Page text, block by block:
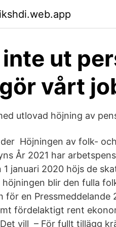
ut
vårt
utlovad höjning av
Höjningen av folk-
År 2021 har
januari 2020 höjs de
blir den fulla
för en
fördelaktigt rent
vill – För fullt tillägg